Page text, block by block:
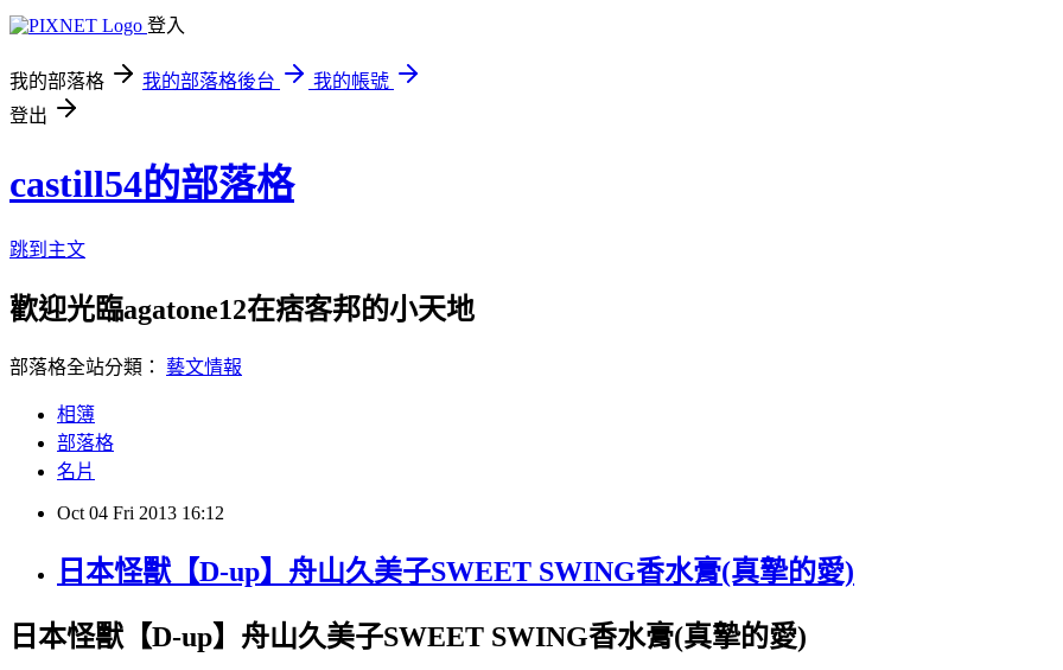
登入
我的部落格 我的部落格後台
我的帳號
登出
castill54的部落格
跳到主文
歡迎光臨agatone12在痞客邦的小天地
部落格全站分類： 藝文情報
相簿
部落格
名片
Oct 04 Fri 2013 16:12
日本怪獸【D-up】舟山久美子SWEET SWING香水膏(真摯的愛)
日本怪獸【D-up】舟山久美子SWEET SWING香水膏(真摯的愛)